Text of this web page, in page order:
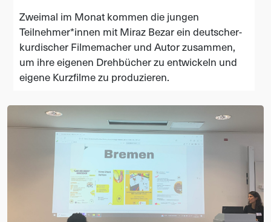
Zweimal im Monat kommen die jungen
Teilnehmer*innen mit Miraz Bezar ein deutscher-
kurdischer Filmemacher und Autor zusammen,
um ihre eigenen Drehbücher zu entwickeln und
eigene Kurzfilme zu produzieren.